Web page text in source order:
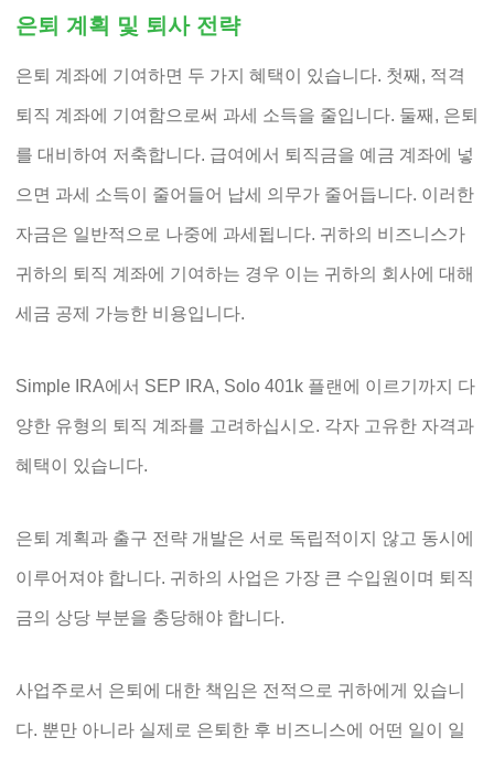
은퇴 계획 및 퇴사 전략
은퇴 계좌에 기여하면 두 가지 혜택이 있습니다. 첫째, 적격
퇴직 계좌에 기여함으로써 과세 소득을 줄입니다. 둘째, 은퇴
를 대비하여 저축합니다. 급여에서 퇴직금을 예금 계좌에 넣
으면 과세 소득이 줄어들어 납세 의무가 줄어듭니다. 이러한
자금은 일반적으로 나중에 과세됩니다. 귀하의 비즈니스가
귀하의 퇴직 계좌에 기여하는 경우 이는 귀하의 회사에 대해
세금 공제 가능한 비용입니다.
Simple IRA에서 SEP IRA, Solo 401k 플랜에 이르기까지 다
양한 유형의 퇴직 계좌를 고려하십시오. 각자 고유한 자격과
혜택이 있습니다.
은퇴 계획과 출구 전략 개발은 서로 독립적이지 않고 동시에
이루어져야 합니다. 귀하의 사업은 가장 큰 수입원이며 퇴직
금의 상당 부분을 충당해야 합니다.
사업주로서 은퇴에 대한 책임은 전적으로 귀하에게 있습니
다. 뿐만 아니라 실제로 은퇴한 후 비즈니스에 어떤 일이 일